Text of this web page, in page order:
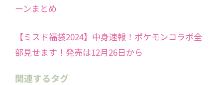
ーンまとめ
【ミスド福袋2024】中身速報！ポケモンコラボ全
部見せます！発売は12月26日から
関連するタグ